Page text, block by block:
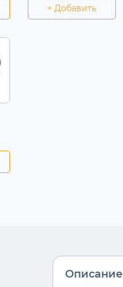
+ Добавить
Описание